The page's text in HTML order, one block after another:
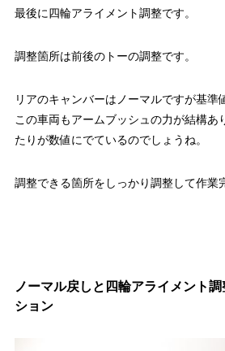
最後に四輪アライメント調整です。
調整箇所は前後のトーの調整です。
リアのキャンバーはノーマルですが基準
この車両もアームブッシュの力が結構あ
たりが数値にでているのでしょうね。
調整できる箇所をしっかり調整して作業
ノーマル戻しと四輪アライメント
ション